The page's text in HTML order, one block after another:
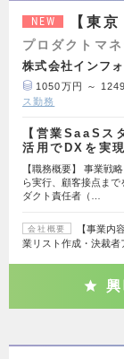
NEW 【東
プロダクトマ
株式会社インフ
1050万円 ～
ス勤務
【営業SaaSス
活用でDXを実
【職務概要】 事業戦
ら実行、顧客接点ま
ダクト責任者（…
会社概要
【事業内
業リスト作成・決裁者